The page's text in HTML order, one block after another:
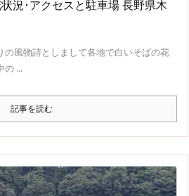
況･アクセスと駐車場 長野県木
の風物詩としまして各地で白いそばの花
の ...
記事を読む